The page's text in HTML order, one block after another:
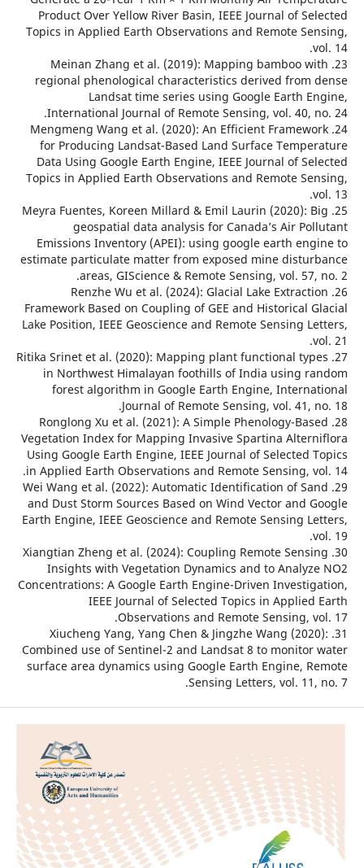
Product Over Yellow River Basin, IEEE Journal of
Topics in Applied Earth Observations and Remote
23. Meinan Zhang et al. (2019): Mapping bamboo
regional phenological characteristics derived from
Landsat time series using Google Earth
International Journal of Remote Sensing, vol. 40,
24. Mengmeng Wang et al. (2020): An Efficient
for Producing Landsat-Based Land Surface
Data Using Google Earth Engine, IEEE Journal of
Topics in Applied Earth Observations and Remote
25. Meyra Fuentes, Koreen Millard & Emil Laurin (2020):
geospatial data analysis for Canada’s Air
Emissions Inventory (APEI): using google earth
estimate particulate matter from exposed mine
areas, GIScience & Remote Sensing, vol.
26. Renzhe Wu et al. (2024): Glacial Lake
Framework Based on Coupling of GEE and Historical
Lake Position, IEEE Geoscience and Remote Sensing
27. Ritika Srinet et al. (2020): Mapping plant functional
in Northwest Himalayan foothills of India using
forest algorithm in Google Earth Engine,
Journal of Remote Sensing, vol. 41,
28. Ronglong Xu et al. (2021): A Simple Phenology-
Vegetation Index for Mapping Invasive Spartina
Using Google Earth Engine, IEEE Journal of Selected
in Applied Earth Observations and Remote Sensing,
29. Wei Wang et al. (2022): Automatic Identification of
and Dust Storm Sources Based on Wind Vector and
Earth Engine, IEEE Geoscience and Remote Sensing
30. Xiangtian Zheng et al. (2024): Coupling Remote
Insights with Vegetation Dynamics and to
Concentrations: A Google Earth Engine-Driven
IEEE Journal of Selected Topics in
Observations and Remote Sensing,
31. Xiucheng Yang, Yang Chen & Jingzhe Wang
Combined use of Sentinel-2 and Landsat 8 to
surface area dynamics using Google Earth Engine,
Sensing Letters, vol.